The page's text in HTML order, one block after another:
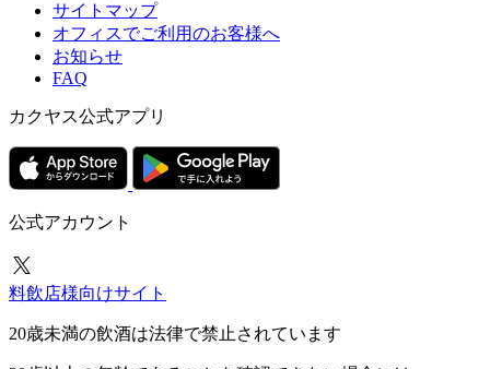
サイトマップ
オフィスでご利用のお客様へ
お知らせ
FAQ
カクヤス公式アプリ
公式アカウント
料飲店様向けサイト
20歳未満の飲酒は法律で禁止されています